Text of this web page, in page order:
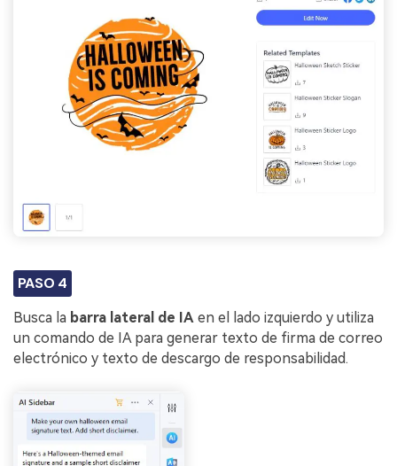
PASO 4
Busca la barra lateral de IA en el lado izquierdo y utiliza
un comando de IA para generar texto de firma de correo
electrónico y texto de descargo de responsabilidad.